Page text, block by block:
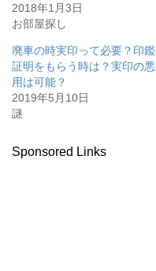
2018年1月3日
お部屋探し
廃車の時実印って必要？印鑑
証明をもらう時は？実印の悪
用は可能？
2019年5月10日
謎
Sponsored Links